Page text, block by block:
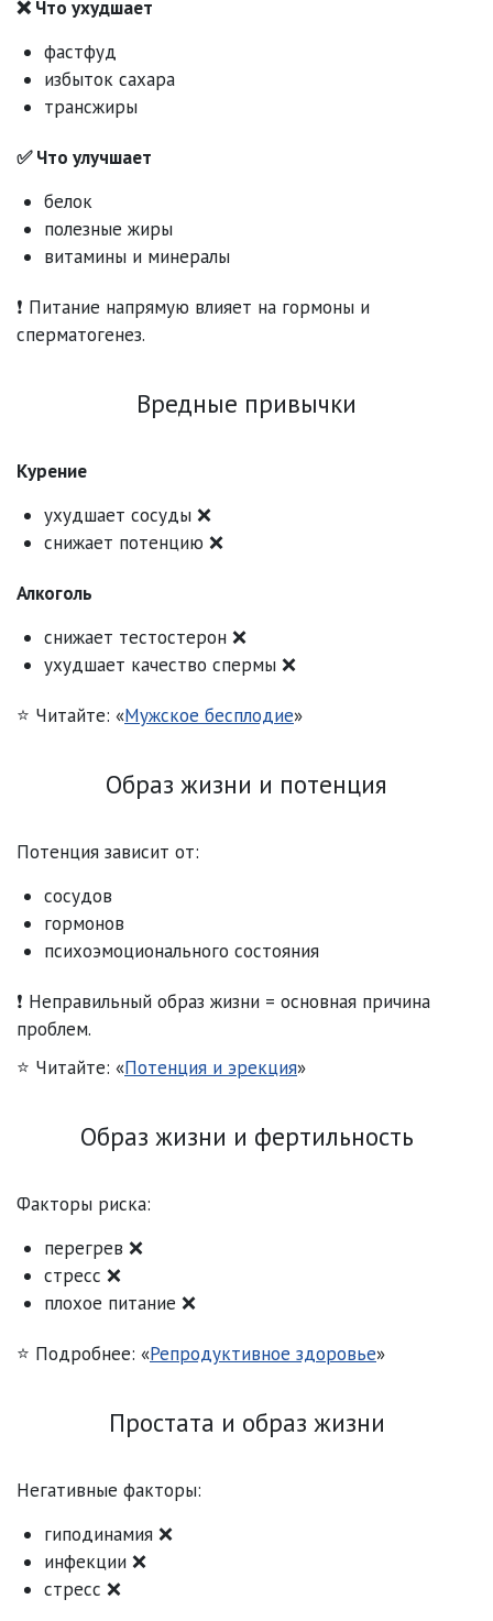
❌ Что ухудшает
фастфуд
избыток сахара
трансжиры
✅ Что улучшает
белок
полезные жиры
витамины и минералы
❗ Питание напрямую влияет на гормоны и
сперматогенез.
Вредные привычки
Курение
ухудшает сосуды ❌
снижает потенцию ❌
Алкоголь
снижает тестостерон ❌
ухудшает качество спермы ❌
⭐ Читайте: «Мужское бесплодие»
Образ жизни и потенция
Потенция зависит от:
сосудов
гормонов
психоэмоционального состояния
❗ Неправильный образ жизни = основная причина
проблем.
⭐ Читайте: «Потенция и эрекция»
Образ жизни и фертильность
Факторы риска:
перегрев ❌
стресс ❌
плохое питание ❌
⭐ Подробнее: «Репродуктивное здоровье»
Простата и образ жизни
Негативные факторы:
гиподинамия ❌
инфекции ❌
стресс ❌